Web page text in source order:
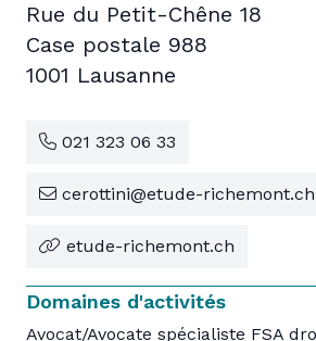
Rue du Petit-Chêne 18
Case postale 988
1001 Lausanne
021 323 06 33
cerottini@etude-richemont.ch
etude-richemont.ch
Domaines d'activités
Avocat/Avocate spécialiste FSA